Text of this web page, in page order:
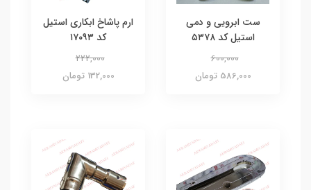
ست ابرویی و دمی
استیل کد ۵۳۷۸
600,000
586,000 تومان
ارم پاشاخ ابکاری استیل
کد ۱۷۰۹۳
222,000
132,000 تومان